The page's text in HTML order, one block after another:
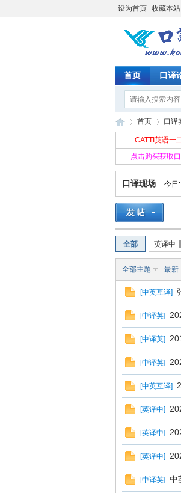
设为首页 收藏本站
首页 口译
口 »
首页
›
口译
CATTI英语一
点击购买获取
口译现场 今日:
全部 英译中
全部主题 最新
[中英互译]
[中译英]
[中译英]
[中译英]
[中英互译]
[英译中]
[英译中]
[英译中]
[中译英] 中